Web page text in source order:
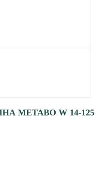
W 14-125